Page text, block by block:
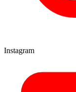
Instagram